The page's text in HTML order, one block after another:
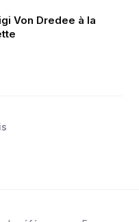
Von Dredee à la